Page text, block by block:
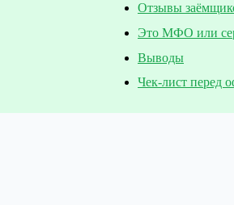
Отзывы
Это МФО или
Выводы
Чек-лист перед